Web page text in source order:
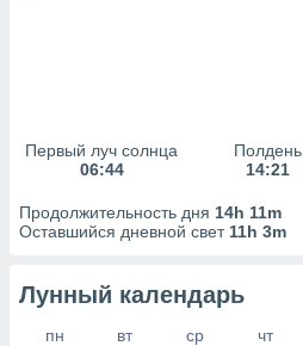
Первый луч солнца
06:44
Полдень
14:21
Продолжительность дня 14h 11m
Оставшийся дневной свет 11h 3m
Лунный календарь
пн вт ср чт